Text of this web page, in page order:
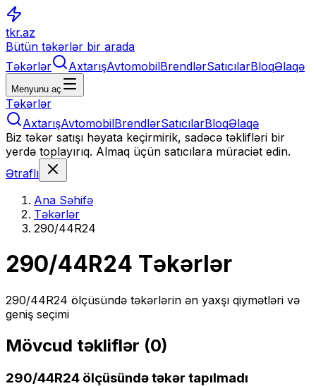
tkr.az
Bütün təkərlər bir arada
Təkərlər
AxtarışAvtomobilBrendlərSatıcılarBloqƏlaqə
Menyunu aç
Təkərlər
AxtarışAvtomobilBrendlərSatıcılarBloqƏlaqə
Biz təkər satışı həyata keçirmirik, sadəcə təklifləri bir
yerdə toplayırıq. Almaq üçün satıcılara müraciət edin.
Ətraflı
Ana Səhifə
Təkərlər
290/44R24
290/44R24 Təkərlər
290/44R24 ölçüsündə təkərlərin ən yaxşı qiymətləri və
geniş seçimi
Mövcud təkliflər (0)
290/44R24 ölçüsündə təkər tapılmadı